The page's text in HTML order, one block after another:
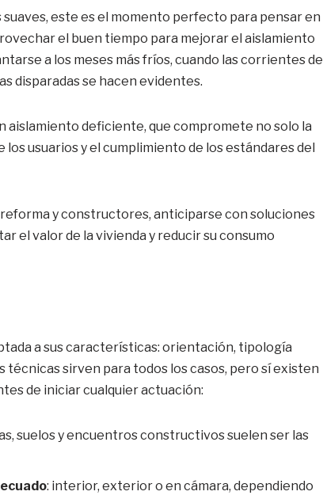
este es el momento perfecto para pensar en
el buen tiempo para mejorar el aislamiento
a los meses más fríos, cuando las corrientes de
disparadas se hacen evidentes.
aislamiento deficiente, que compromete no solo la
usuarios y el cumplimiento de los estándares del
y constructores, anticiparse con soluciones
el valor de la vivienda y reducir su consumo
a sus características: orientación, tipología
sirven para todos los casos, pero sí existen
de iniciar cualquier actuación:
suelos y encuentros constructivos suelen ser las
: interior, exterior o en cámara, dependiendo